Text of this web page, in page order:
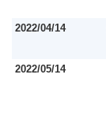
2022/04/14
2022/05/14